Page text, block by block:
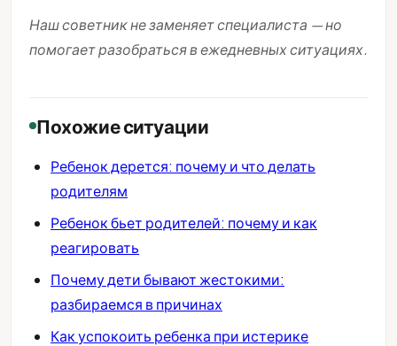
Наш советник не заменяет специалиста — но
помогает разобраться в ежедневных ситуациях.
Похожие ситуации
Ребенок дерется: почему и что делать
родителям
Ребенок бьет родителей: почему и как
реагировать
Почему дети бывают жестокими:
разбираемся в причинах
Как успокоить ребенка при истерике